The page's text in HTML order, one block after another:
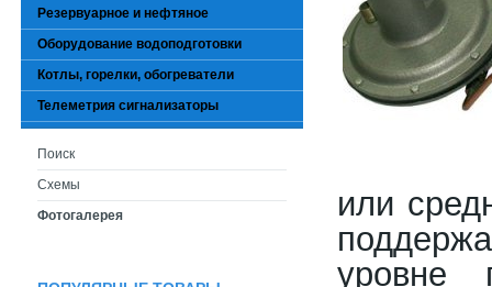
или
уровне
Резервуарное и нефтяное
Оборудование водоподготовки
Котлы, горелки, обогреватели
Телеметрия сигнализаторы
Поиск
Схемы
Фотогалерея